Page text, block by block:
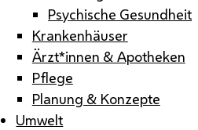
Psychische Gesundheit
Krankenhäuser
Ärzt*innen & Apotheken
Pflege
Planung & Konzepte
Umwelt